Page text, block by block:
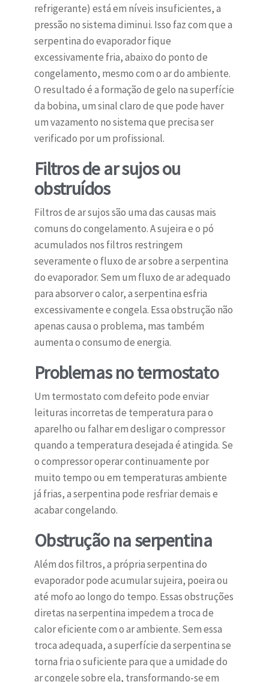
refrigerante) está em níveis insuficientes, a
pressão no sistema diminui. Isso faz com que a
serpentina do evaporador fique
excessivamente fria, abaixo do ponto de
congelamento, mesmo com o ar do ambiente.
O resultado é a formação de gelo na superfície
da bobina, um sinal claro de que pode haver
um vazamento no sistema que precisa ser
verificado por um profissional.
Filtros de ar sujos ou
obstruídos
Filtros de ar sujos são uma das causas mais
comuns do congelamento. A sujeira e o pó
acumulados nos filtros restringem
severamente o fluxo de ar sobre a serpentina
do evaporador. Sem um fluxo de ar adequado
para absorver o calor, a serpentina esfria
excessivamente e congela. Essa obstrução não
apenas causa o problema, mas também
aumenta o consumo de energia.
Problemas no termostato
Um termostato com defeito pode enviar
leituras incorretas de temperatura para o
aparelho ou falhar em desligar o compressor
quando a temperatura desejada é atingida. Se
o compressor operar continuamente por
muito tempo ou em temperaturas ambiente
já frias, a serpentina pode resfriar demais e
acabar congelando.
Obstrução na serpentina
Além dos filtros, a própria serpentina do
evaporador pode acumular sujeira, poeira ou
até mofo ao longo do tempo. Essas obstruções
diretas na serpentina impedem a troca de
calor eficiente com o ar ambiente. Sem essa
troca adequada, a superfície da serpentina se
torna fria o suficiente para que a umidade do
ar congele sobre ela, transformando-se em